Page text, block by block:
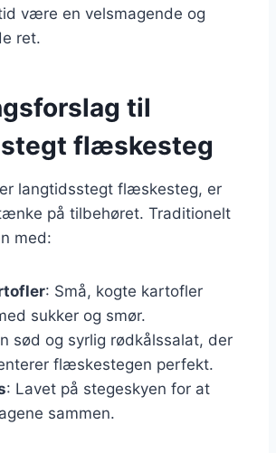
være en velsmagende og
ret.
til
flæskesteg
langtidsstegt flæskesteg, er
på tilbehøret. Traditionelt
med:
: Små, kogte kartofler
sukker og smør.
sød og syrlig rødkålssalat, der
flæskestegen perfekt.
: Lavet på stegeskyen for at
sammen.